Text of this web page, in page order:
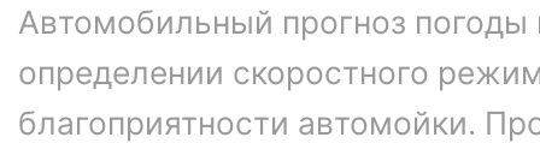
Автомобильный прогноз погоды
определении скоростного
благоприятности автомойки.